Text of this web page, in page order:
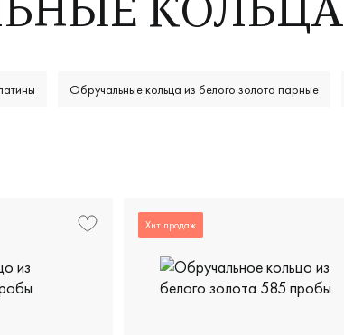
КОЛЬЦА
Обручальные кольца из белого золота парные
Хит продаж